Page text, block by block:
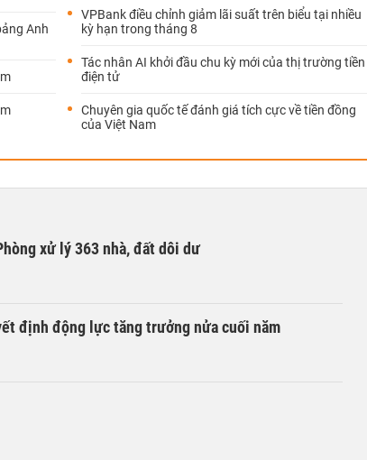
Anh
VPBank điều chỉnh giảm lãi suất trên biểu tại nhiều
kỳ hạn trong tháng 8
Tác nhân AI khởi đầu chu kỳ mới của thị trường tiền
điện tử
Chuyên gia quốc tế đánh giá tích cực về tiền đồng
của Việt Nam
xử lý 363 nhà, đất dôi dư
định động lực tăng trưởng nửa cuối năm